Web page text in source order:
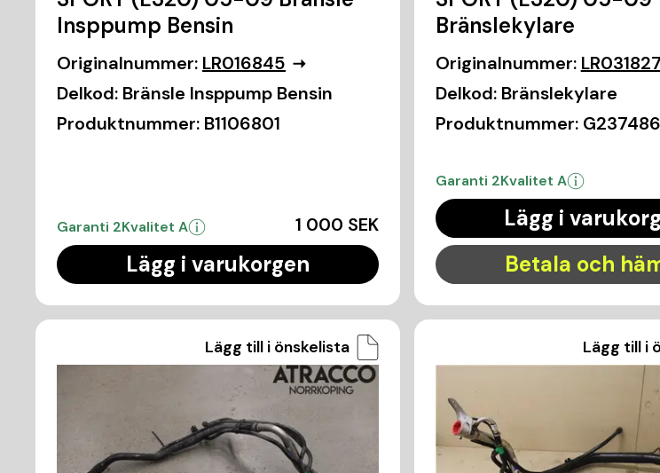
Insppump Bensin
Originalnummer: LR016845
Delkod: Bränsle Insppump Bensin
Produktnummer: B1106801
Garanti 2Kvalitet A 1 000 SEK
Lägg i varukorgen
Bränslekylare
Originalnummer: LR031827
Delkod: Bränslekylare
Produktnummer:
Garanti 2Kvalitet A
Lägg i
Betala och
Lägg till i önskelista Lägg till i